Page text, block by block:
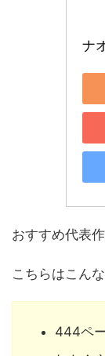
ナ
おすすめ代表
こちらはこん
444ペ